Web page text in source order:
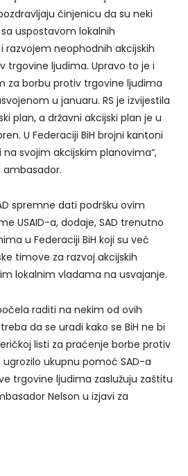
činjenicu da su neki
uspostavom lokalnih
razvojem neophodnih akcijskih
trgovine ljudima. Upravo to je i
za borbu protiv trgovine ljudima
u januaru. RS je izvijestila
plan, a državni akcijski plan je u
U Federaciji BiH brojni kantoni
svojim akcijskim planovima“,
spremne dati podršku ovim
USAID-a, dodaje, SAD trenutno
u Federaciji BiH koji su već
timove za razvoj akcijskih
lokalnim vladama na usvajanje.
raditi na nekim od ovih
da se uradi kako se BiH ne bi
listi za praćenje borbe protiv
ukupnu pomoć SAD-a
trgovine ljudima zaslužuju zaštitu
Nelson u izjavi za